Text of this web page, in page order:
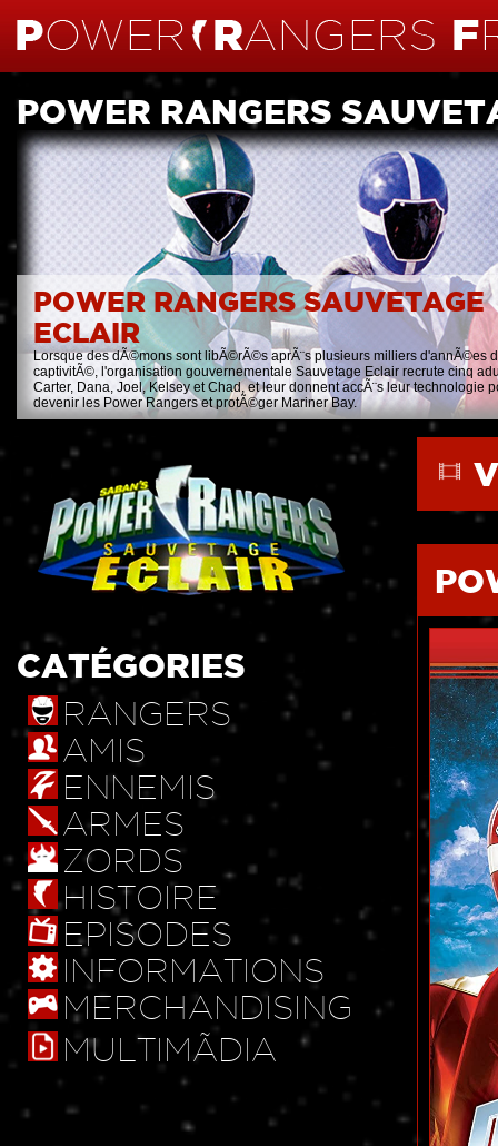
POWER RANGERS
POWER RANGERS SAUVETAGE
ECLAIR
Lorsque des dÃ©mons sont libÃ©rÃ©s aprÃ¨s plusieurs milliers d'annÃ©es
captivitÃ©, l'organisation gouvernementale Sauvetage Eclair recrute cinq
Carter, Dana, Joel, Kelsey et Chad, et leur donnent accÃ¨s leur technologie
devenir les Power Rangers et protÃ©ger Mariner Bay.
CATÉGORIES
RANGERS
AMIS
ENNEMIS
ARMES
ZORDS
HISTOIRE
EPISODES
INFORMATIONS
MERCHANDISING
MULTIMÃDIA